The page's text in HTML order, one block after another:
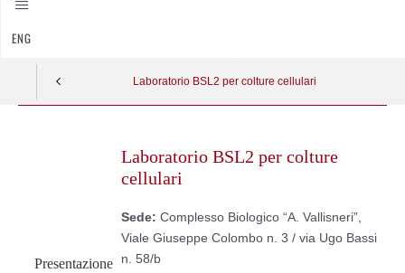
ENG
Laboratorio BSL2 per colture cellulari
Presentazione
content
Laboratorio BSL2 per colture
cellulari
Sede: Complesso Biologico “A. Vallisneri”,
Viale Giuseppe Colombo n. 3 / via Ugo Bassi
n. 58/b